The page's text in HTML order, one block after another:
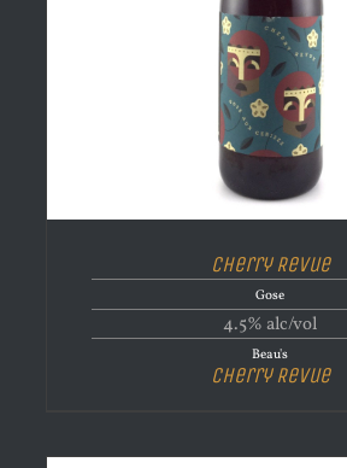
Cherry Revue
Gose
4.5% alc/vol
Beau's
Cherry Revue